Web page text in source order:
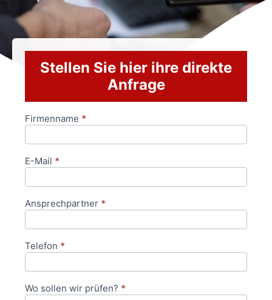
Stellen Sie hier ihre direkte
Anfrage
Anfrageformular
Firmenname *
E-Mail *
Ansprechpartner *
Telefon *
Wo sollen wir prüfen? *